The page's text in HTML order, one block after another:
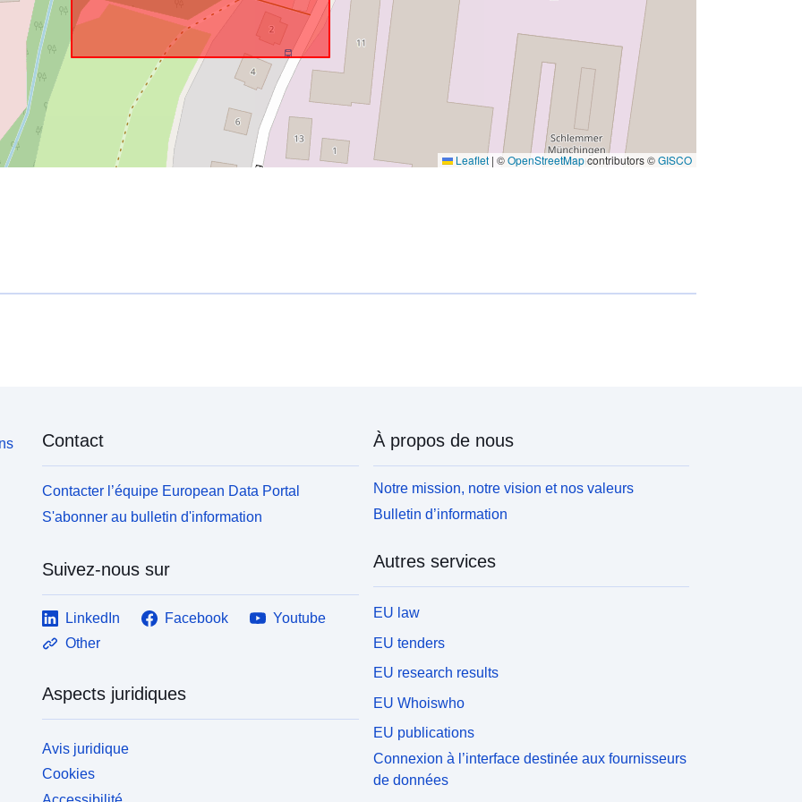
Leaflet | ©OpenStreetMapcontributors ©GISCO
Contact
Contacter l’équipe European Data Portal
S'abonner au bulletin d'information
Suivez-nous sur
LinkedIn Facebook
Youtube
Other
Aspects juridiques
Avis juridique
Cookies
À propos de nous
Notre mission, notre vision et nos valeurs
Bulletin d’information
Autres services
EU law
EU tenders
EU research results
EU Whoiswho
EU publications
Connexion à l’interface destinée aux fournisseurs
de données